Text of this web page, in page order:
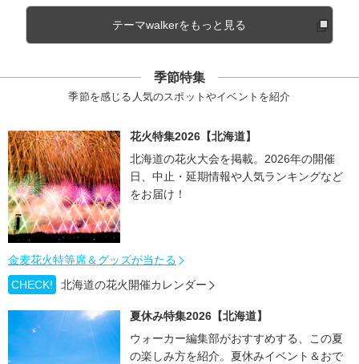
テーマwalkerをもっと見る
季節特集
季節を感じる人気のスポットやイベントを紹介
花火特集2026【北海道】
北海道の花火大会を掲載。2026年の開催
日、中止・延期情報や人気ランキングなど
をお届け！
金麦花火特等席＆グッズが当たる
CHECK!
北海道の花火開催カレンダー
夏休み特集2026【北海道】
ウォーカー編集部がおすすめする、この夏
の楽しみ方を紹介。夏休みイベント＆おで